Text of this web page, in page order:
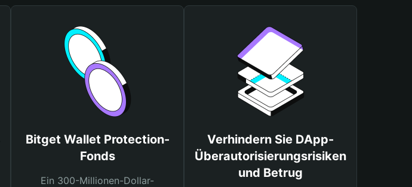
Bitget Wallet Protection-
Fonds
Ein 300-Millionen-Dollar-
Verhindern Sie DApp-
Überautorisierungsrisiken
und Betrug